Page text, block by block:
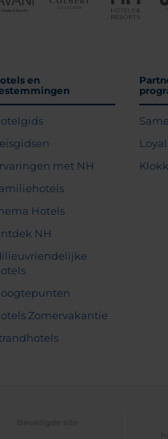
en
met NH
Hotels
NH
Zomervakantie